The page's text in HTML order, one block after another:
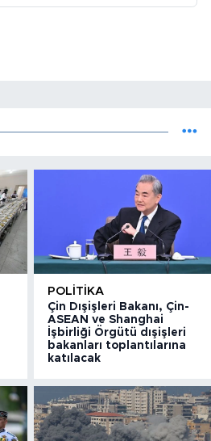
POLITIKA
Çin Dışişleri Bakanı, Çin-
ASEAN ve Shanghai
İşbirliği Örgütü dışişleri
bakanları toplantılarına
katılacak